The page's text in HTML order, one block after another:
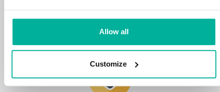
Allow all
Customize
skalbarhet och stabilitet med 99,9% upptid